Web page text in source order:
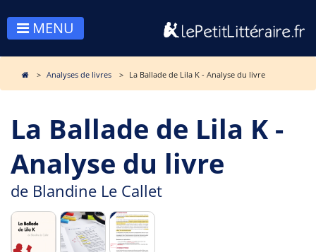
MENU
Analyses de livres La Ballade de Lila K - Analyse du livre
La Ballade de Lila K -
Analyse du livre
de Blandine Le Callet